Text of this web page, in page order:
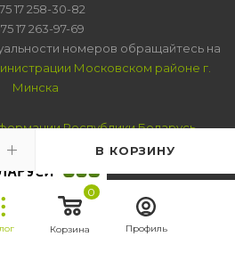
В КОРЗИНУ
Корзина
0
Профиль
17 258-30-82
17 263-97-69
номеров обращайтесь на
Московском районе г.
Минска